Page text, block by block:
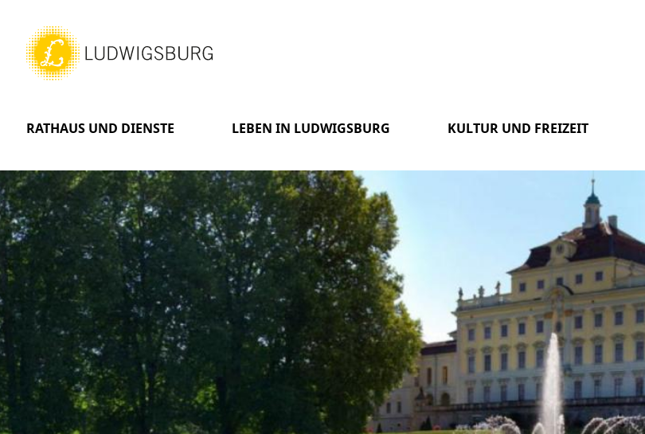
RATHAUS UND DIENSTE LEBEN IN LUDWIGSBURG KULTUR UND FREIZEIT